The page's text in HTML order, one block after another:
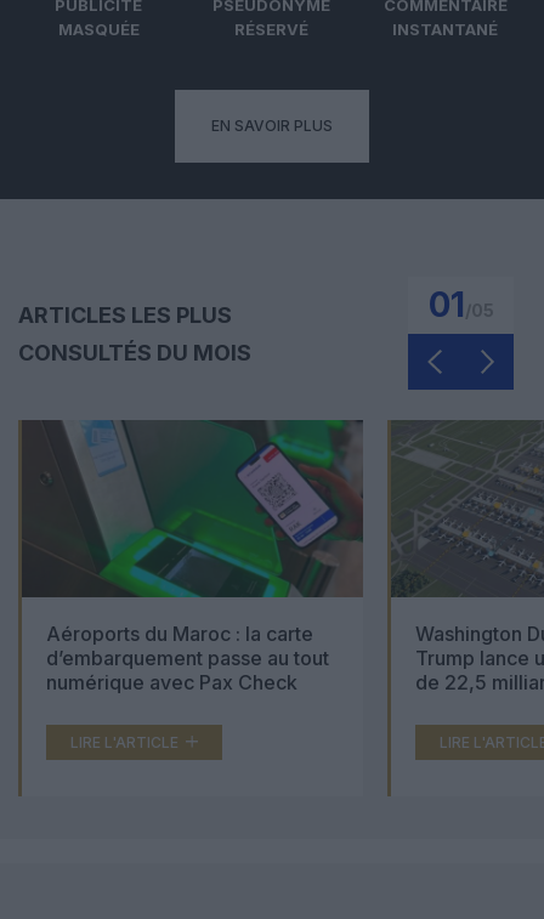
PUBLICITÉ
MASQUÉE
PSEUDONYME
RÉSERVÉ
COMMENTAIRE
INSTANTANÉ
EN SAVOIR PLUS
ARTICLES LES PLUS
CONSULTÉS DU MOIS
01
Aéroports du Maroc : la carte
d’embarquement passe au tout
numérique avec Pax Check
LIRE L'ARTICLE
Washington
Trump lance
de 22,5
LIRE